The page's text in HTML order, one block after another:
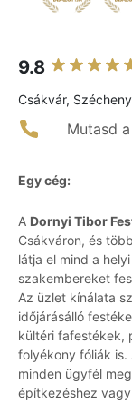
9.8
Csákvár,
Mutasd
Egy cég:
A Dornyi Tibor
Csákváron, és
látja el mind a
szakembereket
Az üzlet kínálata
időjárásálló
kültéri fafestékek,
folyékony fóliák is.
minden ügyfél
építkezéshez